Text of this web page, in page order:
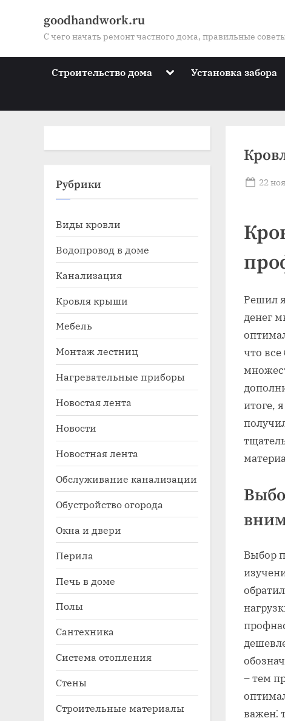
goodhandwork.ru
С чего начать ремонт частного дома, правильные
Строительство дома Toggle
menu
sub-
Установка забора
22
Решил
денег
что все
итоге,
Выбор
– тем
важен⁚
Рубрики
Виды кровли
Водопровод в доме
Канализация
Кровля крыши
Мебель
Монтаж лестниц
Нагревательные приборы
Новостая лента
Новости
Новостная лента
Обслуживание канализации
Обустройство огорода
Окна и двери
Перила
Печь в доме
Полы
Сантехника
Система отопления
Стены
Строительные материалы